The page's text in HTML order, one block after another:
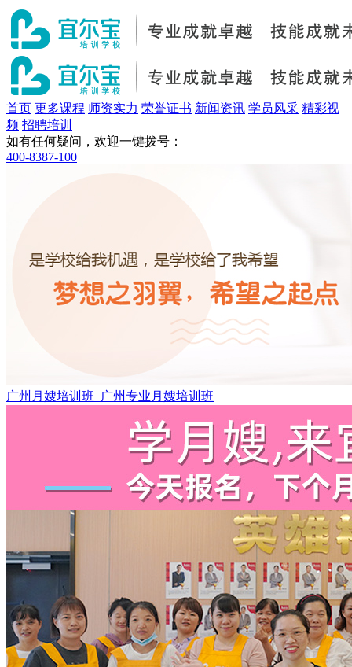
首页 更多课程 师资实力 荣誉证书 新闻资讯 学员风采 精彩视
频 招聘培训
如有任何疑问，欢迎一键拨号：
400-8387-100
广州月嫂培训班_广州专业月嫂培训班